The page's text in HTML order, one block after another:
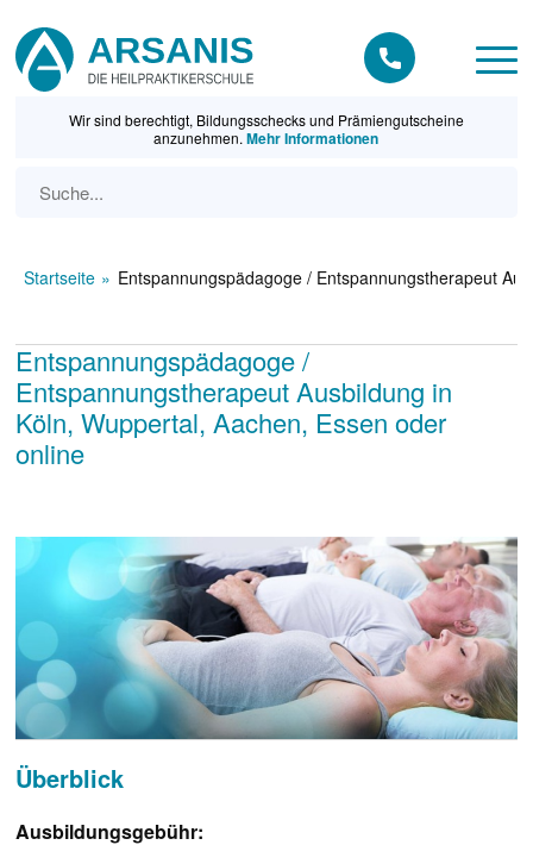
Wir sind berechtigt, Bildungsschecks und Prämiengutscheine
anzunehmen.Mehr Informationen
Startseite Entspannungspädagoge / Entspannungstherapeut
Entspannungspädagoge /
Entspannungstherapeut Ausbildung in
Köln, Wuppertal, Aachen, Essen oder
online
Überblick
Ausbildungsgebühr: